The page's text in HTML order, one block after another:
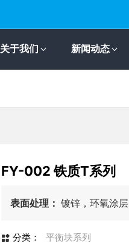
关于我们 新闻动态
FY-002 铁质T系列
表面处理：镀锌，环氧涂层
分类： 平衡块系列